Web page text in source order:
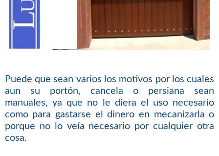
Puede que sean varios los motivos por los cuales
aun su portón, cancela o persiana sean
manuales, ya que no le diera el uso necesario
como para gastarse el dinero en mecanizarla o
porque no lo veía necesario por cualquier otra
cosa.